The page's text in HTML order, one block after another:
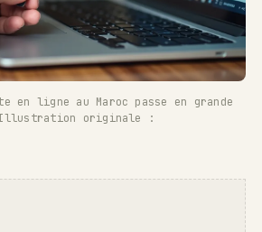
en ligne au Maroc passe en grande
originale :